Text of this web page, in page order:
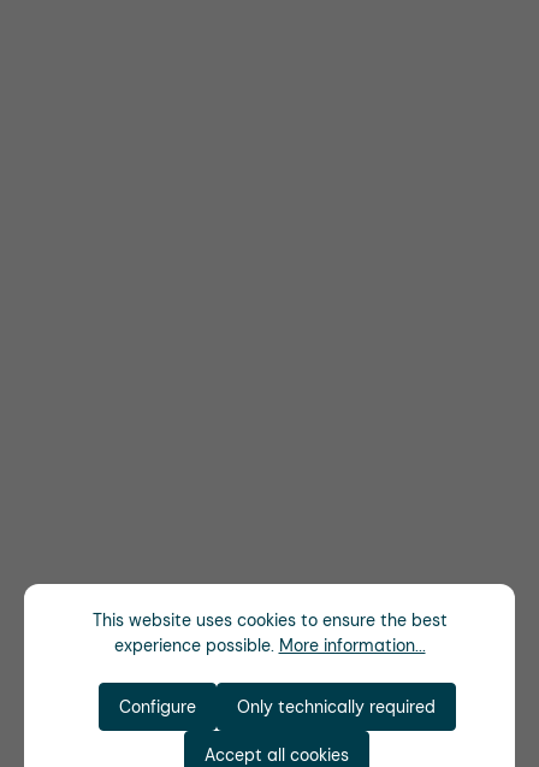
This website uses cookies to ensure the best
experience possible. More information...
Only technically required
Configure
Accept all cookies